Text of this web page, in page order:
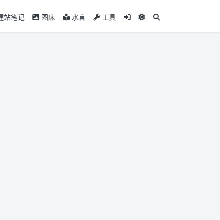
站笔记 图床 水言 工具